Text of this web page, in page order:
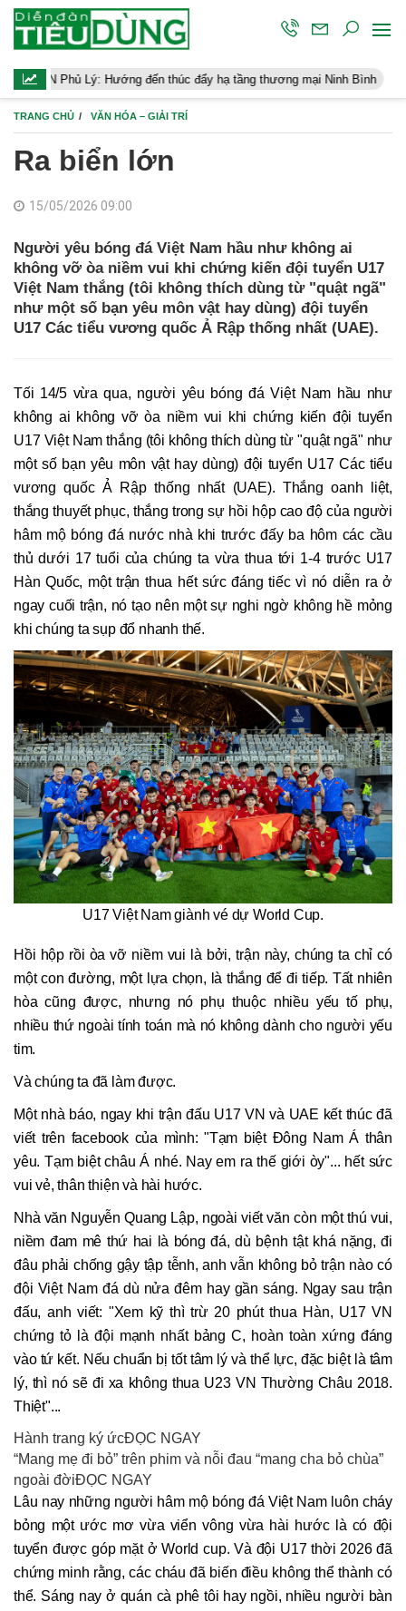
Lý: Hướng đến thúc đẩy hạ tầng thương mại Ninh Bình Điều
TRANG CHỦ VĂN HÓA – GIẢI TRÍ
Ra biển lớn
15/05/2026 09:00
Người yêu bóng đá Việt Nam hầu như không ai
không vỡ òa niềm vui khi chứng kiến đội tuyển U17
Việt Nam thắng (tôi không thích dùng từ "quật ngã"
như một số bạn yêu môn vật hay dùng) đội tuyển
U17 Các tiểu vương quốc Ả Rập thống nhất (UAE).
Tối 14/5 vừa qua, người yêu bóng đá Việt Nam hầu như
không ai không vỡ òa niềm vui khi chứng kiến đội tuyển
U17 Việt Nam thắng (tôi không thích dùng từ "quật ngã" như
một số bạn yêu môn vật hay dùng) đội tuyển U17 Các tiểu
vương quốc Ả Rập thống nhất (UAE). Thắng oanh liệt,
thắng thuyết phục, thắng trong sự hồi hộp cao độ của người
hâm mộ bóng đá nước nhà khi trước đấy ba hôm các cầu
thủ dưới 17 tuổi của chúng ta vừa thua tới 1-4 trước U17
Hàn Quốc, một trận thua hết sức đáng tiếc vì nó diễn ra ở
ngay cuối trận, nó tạo nên một sự nghi ngờ không hề mỏng
khi chúng ta sụp đổ nhanh thế.
U17 Việt Nam giành vé dự World Cup.
Hồi hộp rồi òa vỡ niềm vui là bởi, trận này, chúng ta chỉ có
một con đường, một lựa chọn, là thắng để đi tiếp. Tất nhiên
hòa cũng được, nhưng nó phụ thuộc nhiều yếu tố phụ,
nhiều thứ ngoài tính toán mà nó không dành cho người yếu
tim.
Và chúng ta đã làm được.
Một nhà báo, ngay khi trận đấu U17 VN và UAE kết thúc đã
viết trên facebook của mình: "Tạm biệt Đông Nam Á thân
yêu. Tạm biệt châu Á nhé. Nay em ra thế giới òy"... hết sức
vui vẻ, thân thiện và hài hước.
Nhà văn Nguyễn Quang Lập, ngoài viết văn còn một thú vui,
niềm đam mê thứ hai là bóng đá, dù bệnh tật khá nặng, đi
đâu phải chống gậy tập tễnh, anh vẫn không bỏ trận nào có
đội Việt Nam đá dù nửa đêm hay gần sáng. Ngay sau trận
đấu, anh viết: "Xem kỹ thì trừ 20 phút thua Hàn, U17 VN
chứng tỏ là đội mạnh nhất bảng C, hoàn toàn xứng đáng
vào tứ kết. Nếu chuẩn bị tốt tâm lý và thể lực, đặc biệt là tâm
lý, thì nó sẽ đi xa không thua U23 VN Thường Châu 2018.
Thiệt"...
Hành trang ký ứcĐỌC NGAY
“Mang mẹ đi bỏ” trên phim và nỗi đau “mang cha bỏ chùa”
ngoài đờiĐỌC NGAY
Lâu nay những người hâm mộ bóng đá Việt Nam luôn cháy
bỏng một ước mơ vừa viển vông vừa hài hước là có đội
tuyển được góp mặt ở World cup. Và đội U17 thời 2026 đã
chứng minh rằng, các cháu đã biến điều không thể thành có
thể. Sáng nay ở quán cà phê tôi hay ngồi, nhiều người bàn